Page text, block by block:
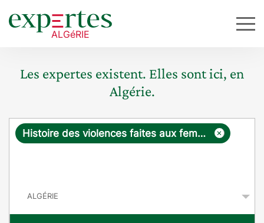
Les expertes existent. Elles sont ici, en
Algérie.
R
ê
×
Histoire des violences faites aux femmes